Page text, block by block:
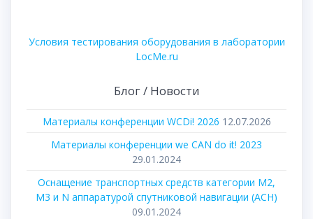
Условия тестирования оборудования в лаборатории
LocMe.ru
Блог / Новости
Материалы конференции WCDi! 2026 12.07.2026
Материалы конференции we CAN do it! 2023
29.01.2024
Оснащение транспортных средств категории М2,
М3 и N аппаратурой спутниковой навигации (АСН)
09.01.2024